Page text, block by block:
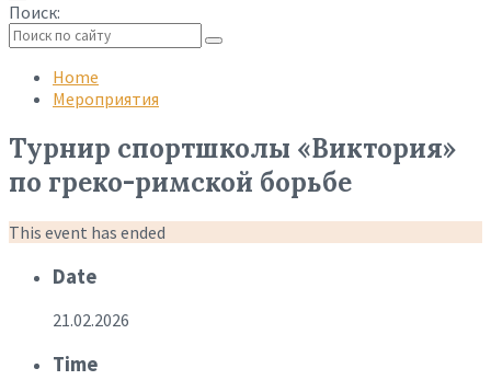
Поиск:
search
Home
Мероприятия
Турнир спортшколы «Виктория»
по греко-римской борьбе
This event has ended
Date
21.02.2026
Time